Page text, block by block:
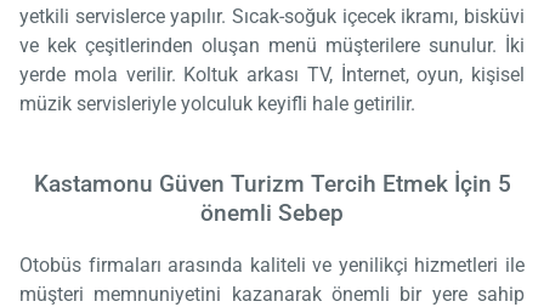
yetkili servislerce yapılır. Sıcak-soğuk içecek ikramı, bisküvi
ve kek çeşitlerinden oluşan menü müşterilere sunulur. İki
yerde mola verilir. Koltuk arkası TV, İnternet, oyun, kişisel
müzik servisleriyle yolculuk keyifli hale getirilir.
Kastamonu Güven Turizm Tercih Etmek İçin 5
önemli Sebep
Otobüs firmaları arasında kaliteli ve yenilikçi hizmetleri ile
müşteri memnuniyetini kazanarak önemli bir yere sahip